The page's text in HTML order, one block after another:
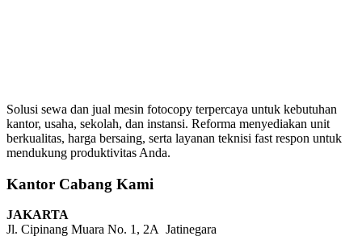
Solusi sewa dan jual mesin fotocopy terpercaya untuk kebutuhan
kantor, usaha, sekolah, dan instansi. Reforma menyediakan unit
berkualitas, harga bersaing, serta layanan teknisi fast respon untuk
mendukung produktivitas Anda.
Kantor Cabang Kami
JAKARTA
Jl. Cipinang Muara No. 1, 2A Jatinegara